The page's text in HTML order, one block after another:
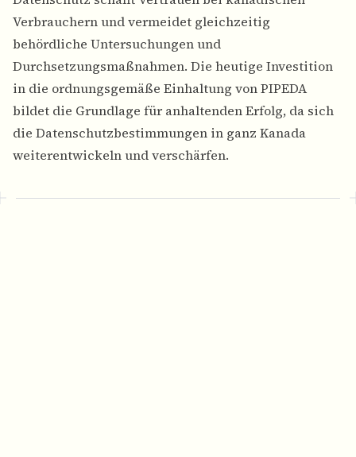
Verbrauchern und vermeidet gleichzeitig
behördliche Untersuchungen und
Durchsetzungsmaßnahmen. Die heutige Investition
in die ordnungsgemäße Einhaltung von PIPEDA
bildet die Grundlage für anhaltenden Erfolg, da sich
die Datenschutzbestimmungen in ganz Kanada
weiterentwickeln und verschärfen.